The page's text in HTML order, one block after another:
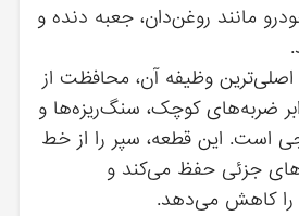
مانند روغن‌دان، جعبه دنده و
اصلی‌ترین وظیفه آن، محافظت از
ضربه‌های کوچک، سنگ‌ریزه‌ها و
است. این قطعه، سپر را از خط
جزئی حفظ می‌کند و
را کاهش می‌دهد.